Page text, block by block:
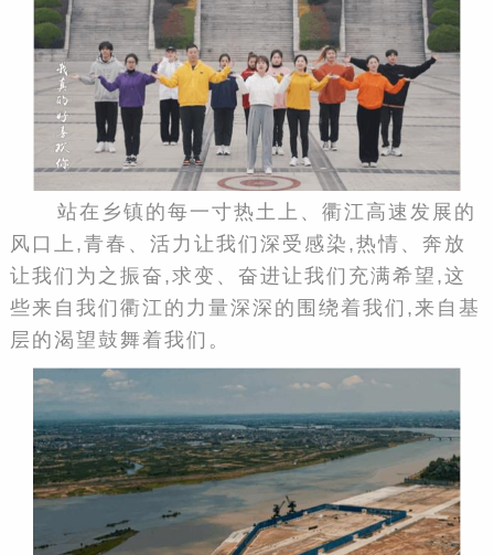
站在乡镇的每一寸热土上、衢江高速发展的
风口上,青春、活力让我们深受感染,热情、奔放
让我们为之振奋,求变、奋进让我们充满希望,这
些来自我们衢江的力量深深的围绕着我们,来自基
层的渴望鼓舞着我们。